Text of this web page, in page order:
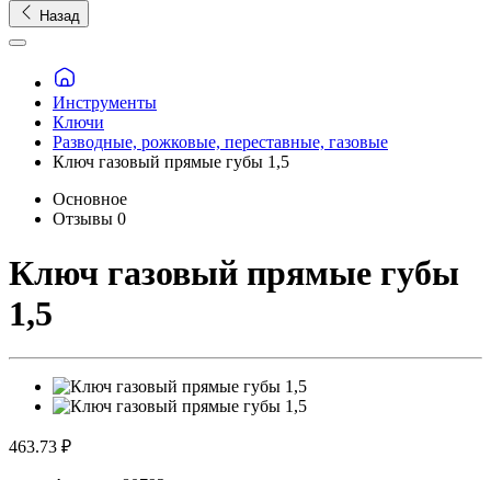
Назад
Инструменты
Ключи
Разводные, рожковые, переставные, газовые
Ключ газовый прямые губы 1,5
Основное
Отзывы 0
Ключ газовый прямые губы
1,5
463.73 ₽